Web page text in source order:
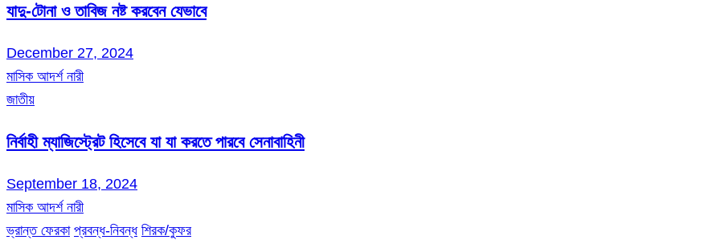
যাদু-টোনা ও তাবিজ নষ্ট করবেন যেভাবে
December 27, 2024
মাসিক আদর্শ নারী
জাতীয়
নির্বাহী ম্যাজিস্ট্রেট হিসেবে যা যা করতে পারবে সেনাবাহিনী
September 18, 2024
মাসিক আদর্শ নারী
ভ্রান্ত ফেরকা প্রবন্ধ-নিবন্ধ শিরক/কুফর